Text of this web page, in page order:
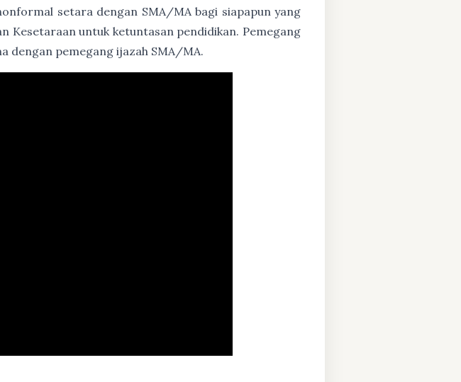
setara dengan SMA/MA bagi siapapun yang
Kesetaraan untuk ketuntasan pendidikan. Pemegang
dengan pemegang ijazah SMA/MA.